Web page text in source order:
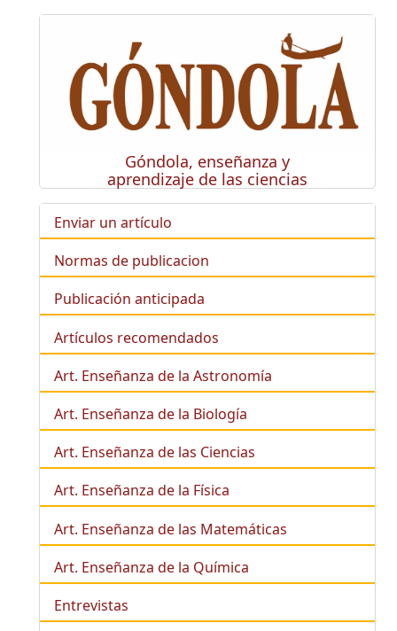
Góndola, enseñanza y
aprendizaje de las ciencias
Enviar un artículo
Normas de publicacion
Publicación anticipada
Artículos recomendados
Art. Enseñanza de la Astronomía
Art. Enseñanza de la Biología
Art. Enseñanza de las Ciencias
Art. Enseñanza de la Física
Art. Enseñanza de las Matemáticas
Art. Enseñanza de la Química
Entrevistas